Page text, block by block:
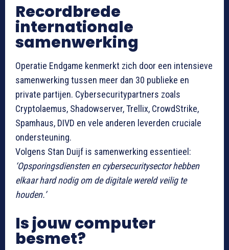
Recordbrede
internationale
samenwerking
Operatie Endgame kenmerkt zich door een intensieve
samenwerking tussen meer dan 30 publieke en
private partijen. Cybersecuritypartners zoals
Cryptolaemus, Shadowserver, Trellix, CrowdStrike,
Spamhaus, DIVD en vele anderen leverden cruciale
ondersteuning.
Volgens Stan Duijf is samenwerking essentieel:
‘Opsporingsdiensten en cybersecuritysector hebben
elkaar hard nodig om de digitale wereld veilig te
houden.’
Is jouw computer
besmet?